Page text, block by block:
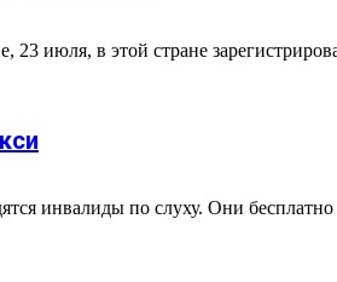
июля, в этой стране
инвалиды по слуху. Они